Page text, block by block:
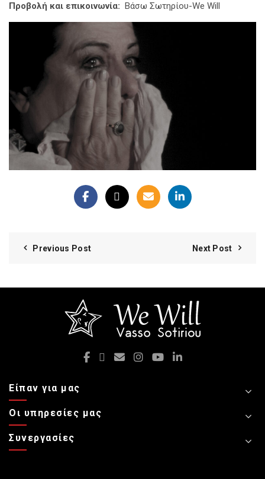
Προβολή και επικοινωνία: Βάσω Σωτηρίου-We Will
Previous Post Next Post
Είπαν για μας
Οι υπηρεσίες μας
Συνεργασίες